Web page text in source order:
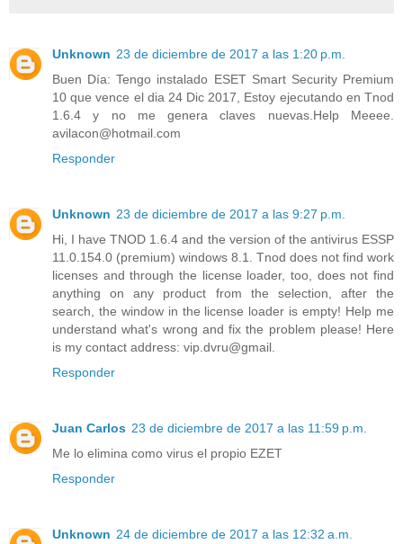
Unknown 23 de diciembre de 2017 a las 1:20 p.m.
Buen Día: Tengo instalado ESET Smart Security Premium
10 que vence el dia 24 Dic 2017, Estoy ejecutando en Tnod
1.6.4 y no me genera claves nuevas.Help Meeee.
avilacon@hotmail.com
Responder
Unknown 23 de diciembre de 2017 a las 9:27 p.m.
Hi, I have TNOD 1.6.4 and the version of the antivirus ESSP
11.0.154.0 (premium) windows 8.1. Tnod does not find work
licenses and through the license loader, too, does not find
anything on any product from the selection, after the
search, the window in the license loader is empty! Help me
understand what's wrong and fix the problem please! Here
is my contact address: vip.dvru@gmail.
Responder
Juan Carlos 23 de diciembre de 2017 a las 11:59 p.m.
Me lo elimina como virus el propio EZET
Responder
Unknown 24 de diciembre de 2017 a las 12:32 a.m.